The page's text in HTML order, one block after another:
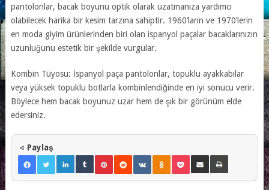
pantolonlar, bacak boyunu optik olarak uzatmanıza yardımcı
olabilecek harika bir kesim tarzına sahiptir. 1960’ların ve 1970’lerin
en moda giyim ürünlerinden biri olan ispanyol paçalar bacaklarınızın
uzunluğunu estetik bir şekilde vurgular.
Kombin Tüyosu: İspanyol paça pantolonlar, topuklu ayakkabılar
veya yüksek topuklu botlarla kombinlendiğinde en iyi sonucu verir.
Böylece hem bacak boyunuz uzar hem de şık bir görünüm elde
edersiniz.
Paylaş